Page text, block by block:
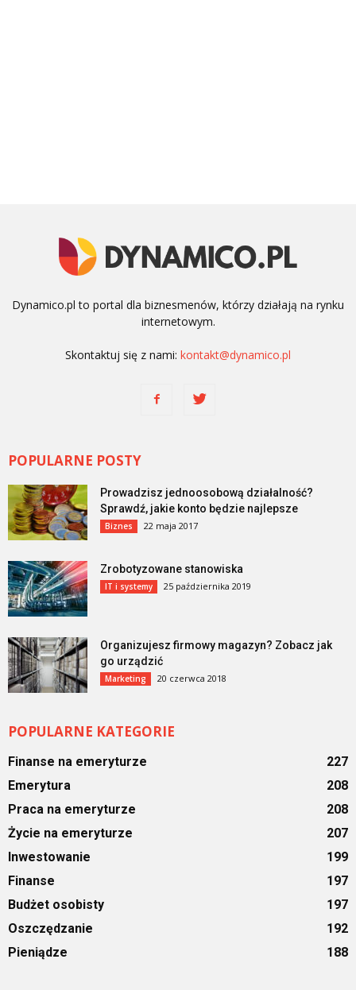
Dynamico.pl to portal dla biznesmenów, którzy działają na rynku
internetowym.
Skontaktuj się z nami: kontakt@dynamico.pl
POPULARNE POSTY
Prowadzisz jednoosobową działalność?
Sprawdź, jakie konto będzie najlepsze
Biznes 22 maja 2017
Zrobotyzowane stanowiska
IT i systemy 25 października 2019
Organizujesz firmowy magazyn? Zobacz jak
go urządzić
Marketing 20 czerwca 2018
POPULARNE KATEGORIE
Finanse na emeryturze
227
Emerytura
208
Praca na emeryturze
208
Życie na emeryturze
207
Inwestowanie
199
Finanse
197
Budżet osobisty
197
Oszczędzanie
192
Pieniądze
188